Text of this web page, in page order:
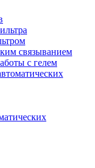
связыванием
с гелем